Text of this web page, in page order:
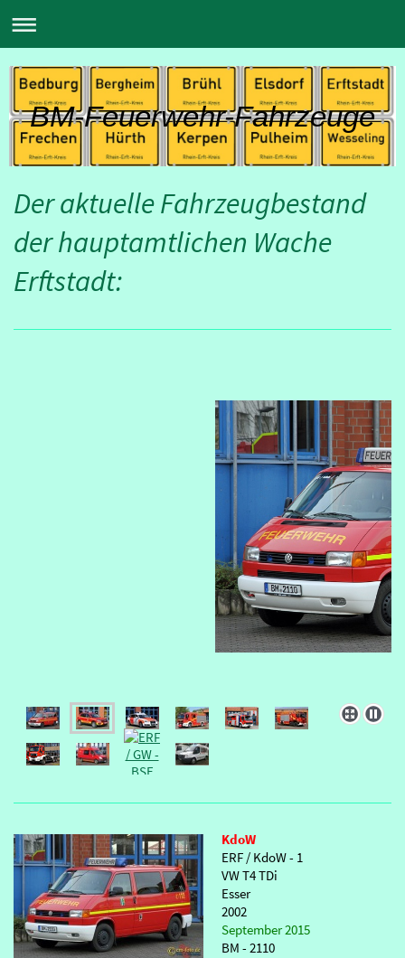
BM-Feuerwehr-Fahrzeuge
Der aktuelle Fahrzeugbestand
der hauptamtlichen Wache
Erftstadt:
KdoW
ERF / KdoW - 1
VW T4 TDi
Esser
2002
September 2015
BM - 2110